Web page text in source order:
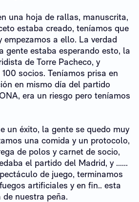
una hoja de rallas, manuscrita,
estaba creado, teníamos que
empezamos a ello. La verdad
gente estaba esperando esto, la
de Torre Pacheco, y
socios. Teníamos prisa en
en mismo día del partido
era un riesgo pero teníamos
un éxito, la gente se quedo muy
una comida y un protocolo,
de polos y carnet de socio,
el partido del Madrid, y ......
de juego, terminamos
artificiales y en fin.. esta
nuestra peña.